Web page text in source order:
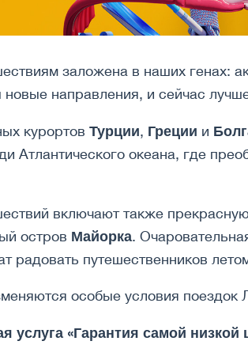
заложена в наших
новые направления, и сейчас
курортов Турции, Греции и
Атлантического океана, где
включают также
остров Майорка.
радовать путешественников
особые условия
услуга «Гарантия самой низкой